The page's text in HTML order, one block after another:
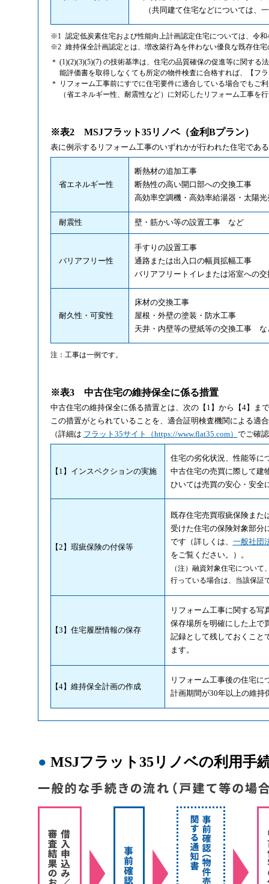
（共同建て住宅などについては、一
※1 認定低炭素住宅および性能向上計画認定住宅については、令
※2 維持保全計画認定とは、増改築行為を伴わない優良な既存住
＊ (1)(2)(3)(5)(7) の技術基準は、住宅の品質確保の促進等に関する
能評価書を取得しなくても所定の物件検査に合格すれば、【フ
＊ リフォーム工事前にすでに住宅要件に適合している場合でもご
（省エネルギー性、耐震性など）に対応したリフォーム工事を
※表2 MSJフラット35リノベ（金利Bプラン）
表に例示するリフォーム工事のいずれかが行われた住宅であ
省エネルギー性
断熱材の追加工事
断熱性の高い開口部への交換工事
高効率空調機・高効率給湯器・太陽
耐震性 壁・筋かい等の設置工事 など
バリアフリー性
手すりの設置工事
通路または出入口の幅員拡幅工事
バリアフリートイレまたは浴室への
耐久性・可変性
床材の交換工事
屋根・外壁の塗装・防水工事
天井・内壁等の壁紙等の交換工事 な
注： 工事は一例です。
※表3 中古住宅の維持保全に係る措置
中古住宅の維持保全に係る措置とは、次の【1】から【4】ま
この措置がとられていることを、適合証明検査機関による適
（詳細は フラット35サイト（https://www.flat35.com） でご確
【1】インスペクションの実施
住宅の劣化状況、性能等に
中古住宅の売買に際して建
ひいては売買の安心・安全
【2】瑕疵保険の付保等
既存住宅売買瑕疵保険また
受けた住宅の保険対象部分
です（詳しくは、 一般社団
をご覧ください。）。
（注）融資対象住宅につい
行っている場合は、当該保証
【3】住宅履歴情報の保存
リフォーム工事に関する写
保存場所を明確にした上で
記録として残しておくこと
ます。
【4】維持保全計画の作成
リフォーム工事後の住宅に
計画期間が30年以上の維持
● MSJフラット35リノベの利用手